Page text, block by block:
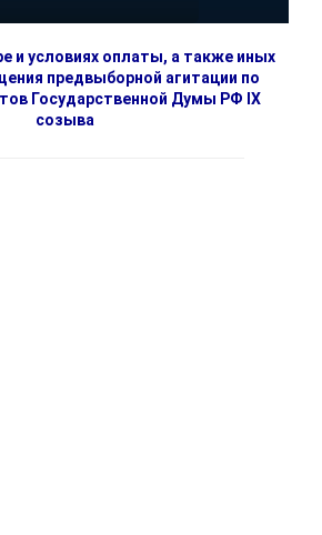
и условиях оплаты, а также иных
предвыборной агитации по
Государственной Думы РФ IX
созыва